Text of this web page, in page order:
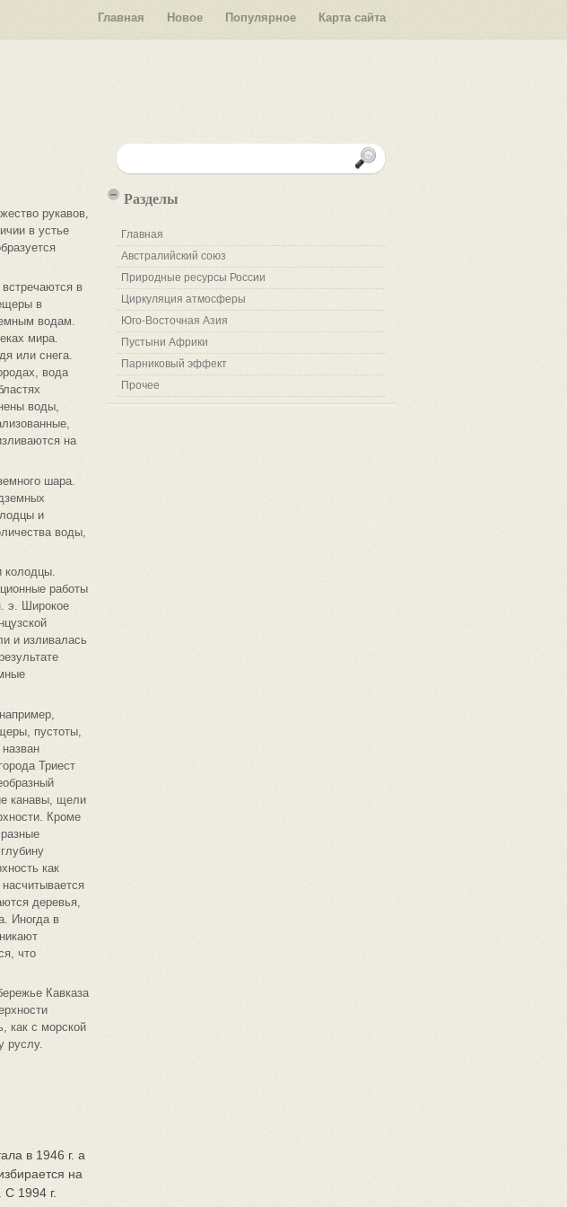
Главная Новое Популярное Карта сайта
рукавов,
в устье
в
в
водам.
мира.
или снега.
вода
воды,
на
шара.
и
воды,
колодцы.
работы
э. Широкое
и изливалась
пустоты,
Триест
канавы, щели
Кроме
как
деревья,
Иногда в
что
Кавказа
как с морской
руслу.
в 1946 г. а
на
1994 г.
Разделы
Главная
Австралийский союз
Природные ресурсы России
Циркуляция атмосферы
Юго-Восточная Азия
Пустыни Африки
Парниковый эффект
Прочее